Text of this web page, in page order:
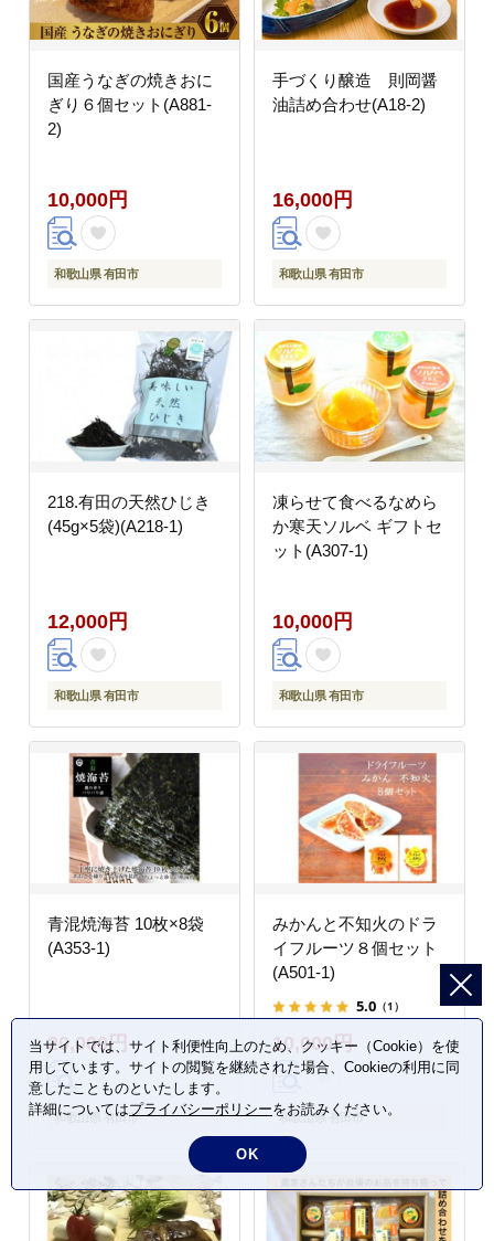
国産うなぎの焼きおに
ぎり６個セット(A881-
2)
10,000円
和歌山県 有田市
手づくり醸造 則岡醤
油詰め合わせ(A18-2)
16,000円
和歌山県 有田市
218.有田の天然ひじき
(45g×5袋)(A218-1)
12,000円
和歌山県 有田市
凍らせて食べるなめら
か寒天ソルベ ギフトセ
ット(A307-1)
10,000円
和歌山県 有田市
青混焼海苔 10枚×8袋
(A353-1)
20,000円
和歌山県 有田市
みかんと不知火のドラ
イフルーツ８個セット
(A501-1)
5.0 （1）
10,000円
和歌山県 有田市
当サイトでは、サイト利便性向上のため、クッキー（Cookie）を使
用しています。サイトの閲覧を継続された場合、Cookieの利用に同
意したことものといたします。
詳細についてはプライバシーポリシーをお読みください。
OK